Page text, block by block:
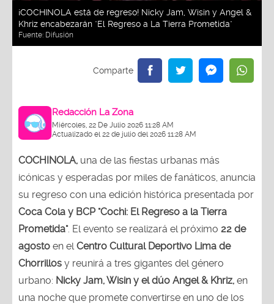
¡COCHINOLA está de regreso! Nicky Jam, Wisin y Angel &
Khriz encabezarán "El Regreso a La Tierra Prometida"
Fuente: Difusión
Redacción La Zona
Miércoles, 22 De Julio 2026 11:28 AM
Actualizado el 22 de julio del 2026 11:28 AM
COCHINOLA, una de las fiestas urbanas más
icónicas y esperadas por miles de fanáticos, anuncia
su regreso con una edición histórica presentada por
Coca Cola y BCP "Cochi: El Regreso a la Tierra
Prometida". El evento se realizará el próximo 22 de
agosto en elCentro Cultural Deportivo Lima de
Chorrillos y reunirá a tres gigantes del género
urbano: Nicky Jam, Wisin y el dúo Angel & Khriz, en
una noche que promete convertirse en uno de los